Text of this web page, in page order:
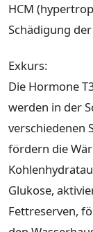
HCM
Schädigung
Exkurs:
Die Hormone
werden in der
verschiedenen
fördern die
Glukose,
Fettreserven,